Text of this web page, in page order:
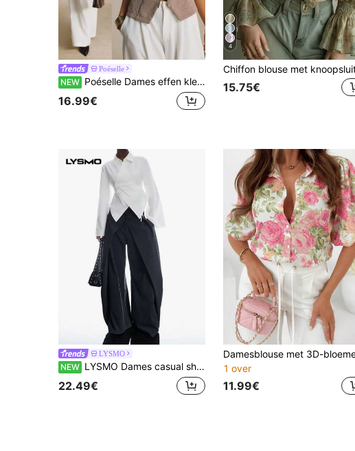
Poéselle
NEW Poéselle Dames effen kleur rits casual veelzijdige dagelijkse kledinghemd
16.99€
4
15.75€
LYSMO
NEW LYSMO Dames casual shirt met lange mouwen, effen kleur en asymmetrische zoom
22.49€
1 over
11.99€